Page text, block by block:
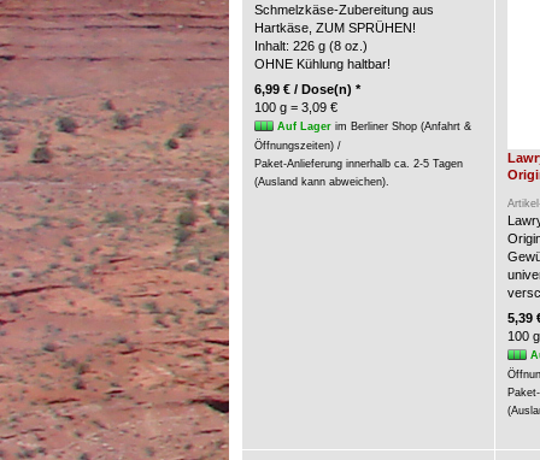
Schmelzkäse-Zubereitung aus
Hartkäse, ZUM SPRÜHEN!
Inhalt: 226 g (8 oz.)
OHNE Kühlung haltbar!
6,99 € / Dose(n) *
100 g = 3,09 €
Auf Lagerim Berliner Shop (Anfahrt &
Öffnungszeiten) /
Paket-Anlieferung innerhalb ca. 2-5 Tagen
(Ausland kann abweichen).
5,39
100